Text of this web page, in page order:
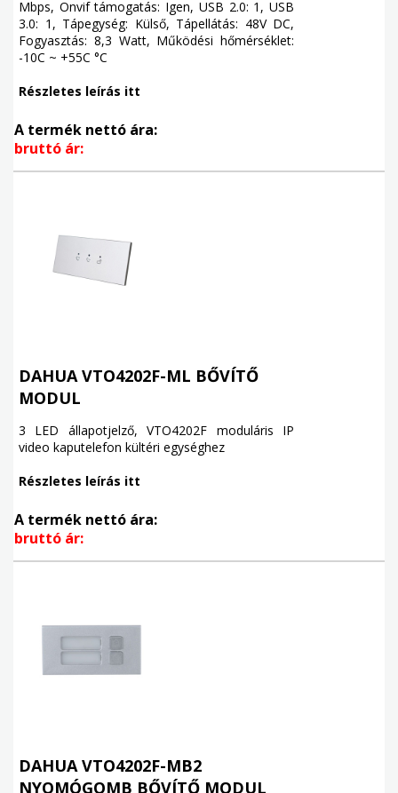
Mbps, Onvif támogatás: Igen, USB 2.0: 1, USB
3.0: 1, Tápegység: Külső, Tápellátás: 48V DC,
Fogyasztás: 8,3 Watt, Működési hőmérséklet:
-10C ~ +55C °C
Részletes leírás itt
A termék nettó ára:
bruttó ár:
DAHUA VTO4202F-ML BŐVÍTŐ
MODUL
3 LED állapotjelző, VTO4202F moduláris IP
video kaputelefon kültéri egységhez
Részletes leírás itt
A termék nettó ára:
bruttó ár:
DAHUA VTO4202F-MB2
NYOMÓGOMB BŐVÍTŐ MODUL